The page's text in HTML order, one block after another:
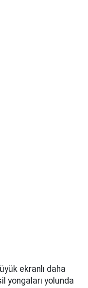
ekranlı daha
yongaları yolunda